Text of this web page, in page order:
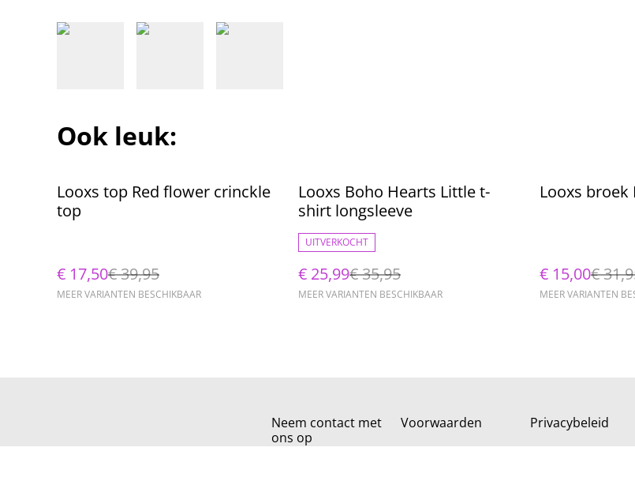
Ook leuk:
%
Looxs top Red flower crinckle
top
€ 17,50€ 39,95
MEER VARIANTEN BESCHIKBAAR
%
Looxs Boho Hearts Little t-
shirt longsleeve
UITVERKOCHT
€ 25,99€ 35,95
MEER VARIANTEN BESCHIKBAAR
%
Looxs
€ 15,00€
MEER VARIANTEN
Neem contact met
ons op
Voorwaarden Privacybeleid